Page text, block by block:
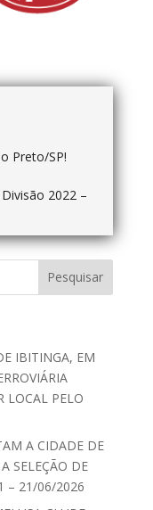
Preto/SP!
2022 –
IBITINGA, EM
LOCAL PELO
A CIDADE DE
SELEÇÃO DE
– 21/06/2026